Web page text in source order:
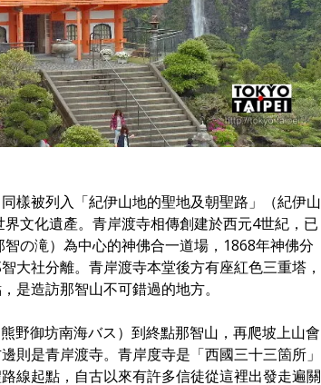
樣被列入「紀伊山地的聖地及朝聖路」（紀伊山
文化遺產。青岸渡寺相傳創建於西元4世紀，已
の滝）為中心的神佛合一道場，1868年神佛分
大社分離。青岸渡寺本堂後方有座紅色三重塔，
是造訪那智山不可錯過的地方。
野御坊南海バス）到終點那智山，再爬坡上山會
則是青岸渡寺。青岸度寺是「西國三十三箇所」
線起點，自古以來有許多信徒從這裡出發走遍關